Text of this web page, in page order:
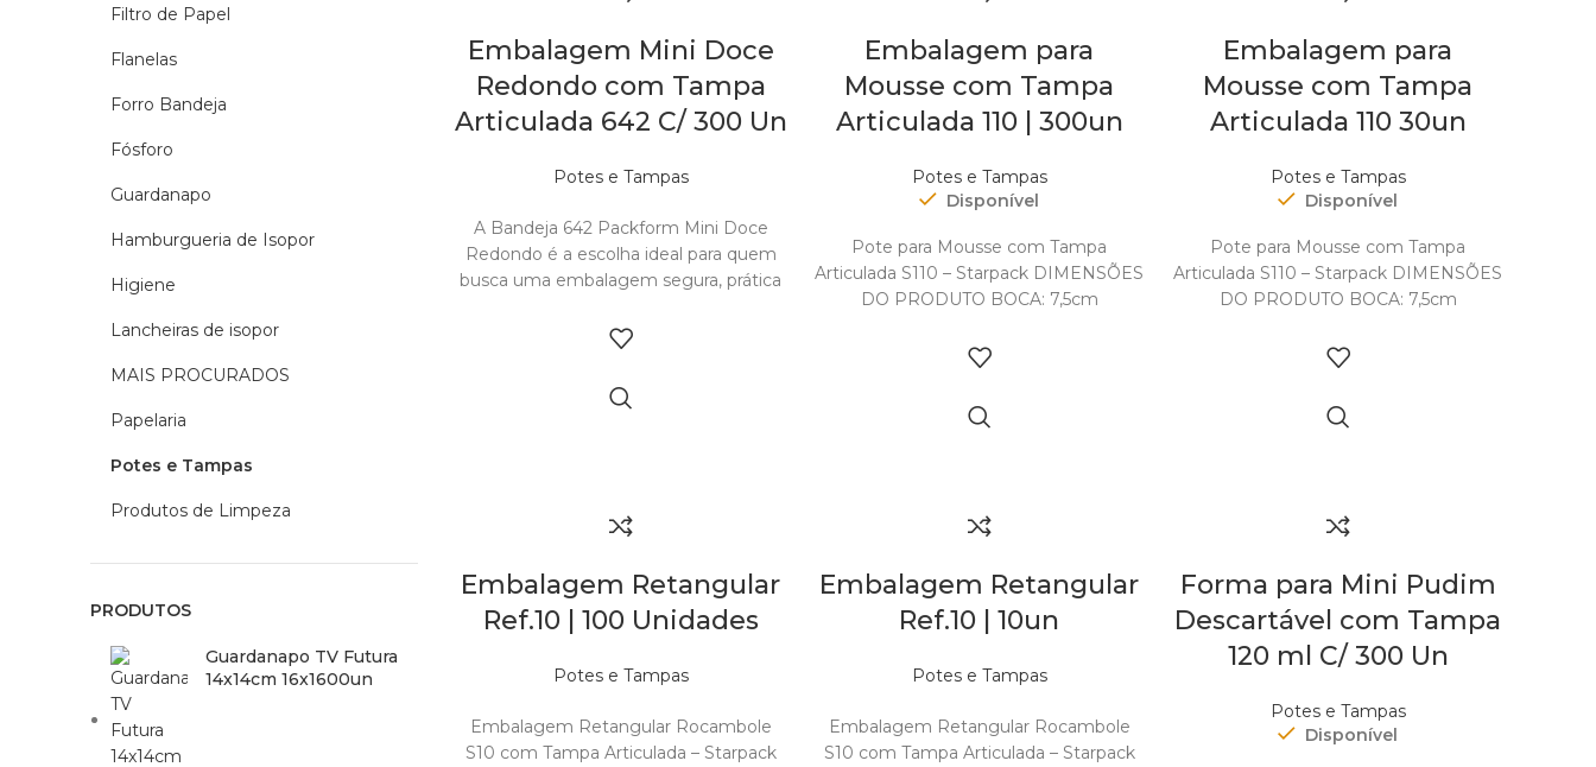
Filtro de Papel
Flanelas
Forro Bandeja
Fósforo
Guardanapo
Hamburgueria de Isopor
Higiene
Lancheiras de isopor
MAIS PROCURADOS
Papelaria
Potes e Tampas
Produtos de Limpeza
PRODUTOS
Guardanapo TV Futura
14x14cm 16x1600un
Embalagem Mini Doce
Redondo com Tampa
Articulada 642 C/ 300 Un
Potes e Tampas
A Bandeja 642 Packform Mini Doce
Redondo é a escolha ideal para quem
busca uma embalagem segura, prática
Embalagem para
Mousse com Tampa
Articulada 110 | 300un
Potes e Tampas
Disponível
Pote para Mousse com Tampa
Articulada S110 – Starpack DIMENSÕES
DO PRODUTO BOCA: 7,5cm
CAPACIDADE: 110ml REFERÊNCIA: 110
Embalagem para
Mousse com Tampa
Articulada 110 30un
Potes e Tampas
Disponível
Pote para Mousse com Tampa
Articulada S110 – Starpack DIMENSÕES
DO PRODUTO BOCA: 7,5cm
CAPACIDADE: 110ml REFERÊNCIA: 110
Embalagem Retangular
Ref.10 | 100 Unidades
Potes e Tampas
Embalagem Retangular Rocambole
S10 com Tampa Articulada – Starpack
Embalagem Retangular
Ref.10 | 10un
Potes e Tampas
Embalagem Retangular Rocambole
S10 com Tampa Articulada – Starpack
Forma para Mini Pudim
Descartável com Tampa
120 ml C/ 300 Un
Potes e Tampas
Disponível